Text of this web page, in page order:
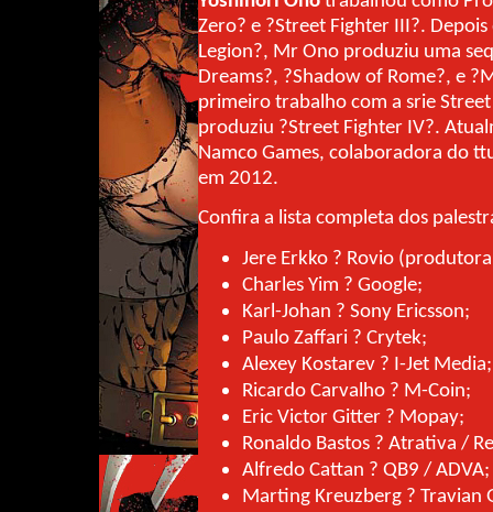
Zero? e ?Street Fighter III?.
Legion?, Mr Ono produziu uma
Dreams?, ?Shadow of Rome?, e
primeiro trabalho com a srie
produziu ?Street Fighter IV?.
Namco Games, colaboradora do
em 2012.
Confira a lista completa dos
Jere Erkko ? Rovio
Charles Yim ? Google;
Karl-Johan ? Sony Ericsson;
Paulo Zaffari ? Crytek;
Alexey Kostarev ? I-Jet Media;
Ricardo Carvalho ? M-Coin;
Eric Victor Gitter ? Mopay;
Ronaldo Bastos ? Atrativa /
Alfredo Cattan ? QB9 / ADVA;
Marting Kreuzberg ? Travian